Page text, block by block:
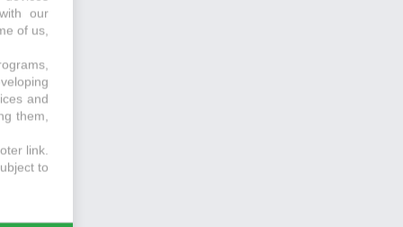
our
of us,
and
them,
link.
to